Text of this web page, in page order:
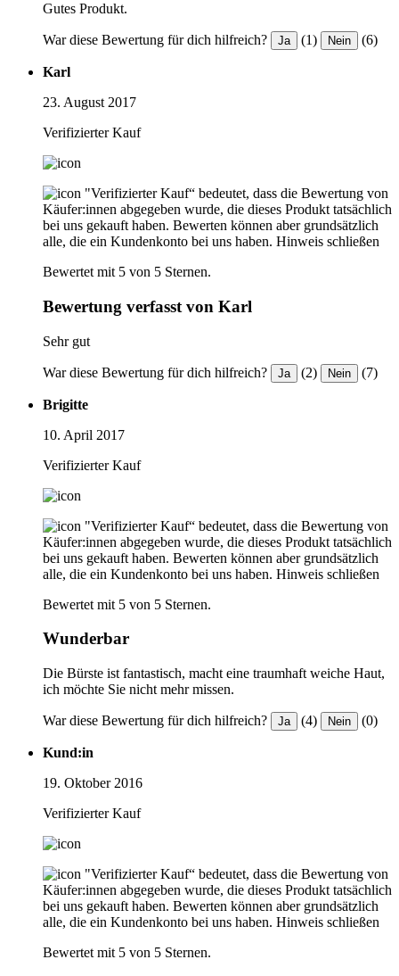
Gutes Produkt.
War diese Bewertung für dich hilfreich? Ja (1) Nein (6)
Karl
23. August 2017
Verifizierter Kauf
"Verifizierter Kauf“ bedeutet, dass die Bewertung von
Käufer:innen abgegeben wurde, die dieses Produkt tatsächlich
bei uns gekauft haben. Bewerten können aber grundsätzlich
alle, die ein Kundenkonto bei uns haben. Hinweis schließen
Bewertet mit 5 von 5 Sternen.
Bewertung verfasst von Karl
Sehr gut
War diese Bewertung für dich hilfreich? Ja (2) Nein (7)
Brigitte
10. April 2017
Verifizierter Kauf
"Verifizierter Kauf“ bedeutet, dass die Bewertung von
Käufer:innen abgegeben wurde, die dieses Produkt tatsächlich
bei uns gekauft haben. Bewerten können aber grundsätzlich
alle, die ein Kundenkonto bei uns haben. Hinweis schließen
Bewertet mit 5 von 5 Sternen.
Wunderbar
Die Bürste ist fantastisch, macht eine traumhaft weiche Haut,
ich möchte Sie nicht mehr missen.
War diese Bewertung für dich hilfreich? Ja (4) Nein (0)
Kund:in
19. Oktober 2016
Verifizierter Kauf
"Verifizierter Kauf“ bedeutet, dass die Bewertung von
Käufer:innen abgegeben wurde, die dieses Produkt tatsächlich
bei uns gekauft haben. Bewerten können aber grundsätzlich
alle, die ein Kundenkonto bei uns haben. Hinweis schließen
Bewertet mit 5 von 5 Sternen.